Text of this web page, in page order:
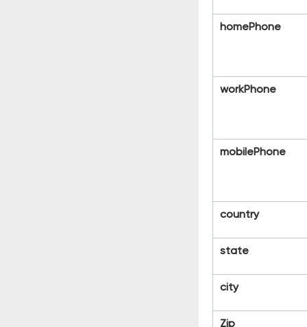
homePhone
workPhone
mobilePhone
country
state
city
Zip